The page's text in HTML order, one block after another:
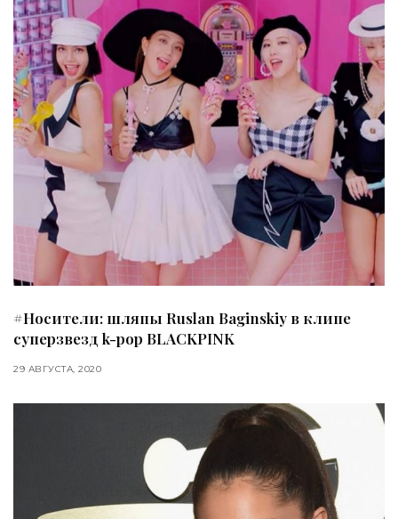
#Носители: шляпы Ruslan Baginskiy в клипе
суперзвезд k-pop BLACKPINK
29 АВГУСТА, 2020